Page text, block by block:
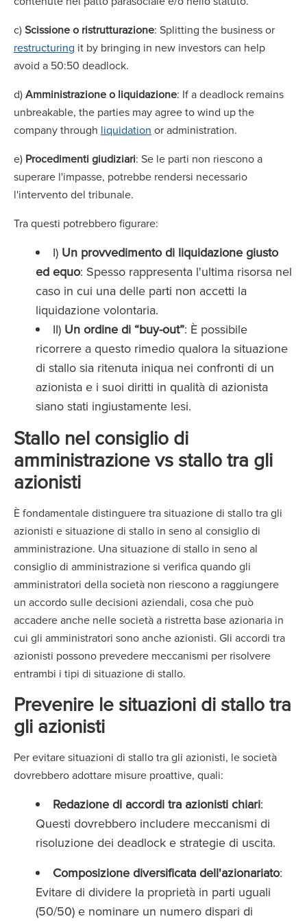
c)Scissione o ristrutturazione: Splitting the business or
restructuring it by bringing in new investors can help
avoid a 50:50 deadlock.
d)Amministrazione o liquidazione: If a deadlock remains
unbreakable, the parties may agree to wind up the
company through liquidation or administration.
e) Procedimenti giudiziari: Se le parti non riescono a
superare l'impasse, potrebbe rendersi necessario
l'intervento del tribunale.
Tra questi potrebbero figurare:
I) Un provvedimento di liquidazione giusto
ed equo: Spesso rappresenta l'ultima risorsa nel
caso in cui una delle parti non accetti la
liquidazione volontaria.
II) Un ordine di “buy-out”: È possibile
ricorrere a questo rimedio qualora la situazione
di stallo sia ritenuta iniqua nei confronti di un
azionista e i suoi diritti in qualità di azionista
siano stati ingiustamente lesi.
Stallo nel consiglio di
amministrazione vs stallo tra gli
azionisti
È fondamentale distinguere tra situazione di stallo tra gli
azionisti e situazione di stallo in seno al consiglio di
amministrazione. Una situazione di stallo in seno al
consiglio di amministrazione si verifica quando gli
amministratori della società non riescono a raggiungere
un accordo sulle decisioni aziendali, cosa che può
accadere anche nelle società a ristretta base azionaria in
cui gli amministratori sono anche azionisti. Gli accordi tra
azionisti possono prevedere meccanismi per risolvere
entrambi i tipi di situazione di stallo.
Prevenire le situazioni di stallo tra
gli azionisti
Per evitare situazioni di stallo tra gli azionisti, le società
dovrebbero adottare misure proattive, quali:
Redazione di accordi tra azionisti chiari:
Questi dovrebbero includere meccanismi di
risoluzione dei deadlock e strategie di uscita.
Composizione diversificata dell'azionariato:
Evitare di dividere la proprietà in parti uguali
(50/50) e nominare un numero dispari di